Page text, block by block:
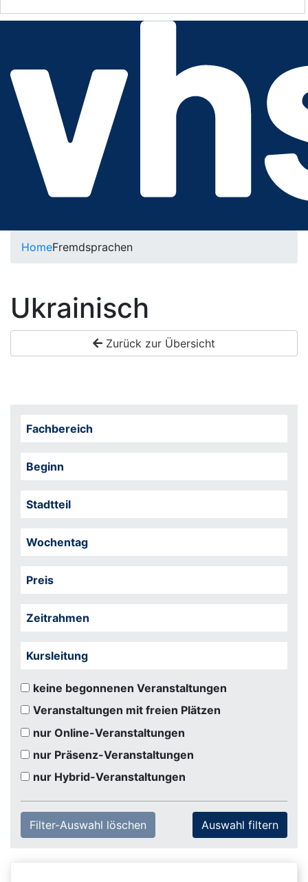
HomeFremdsprachen
Ukrainisch
Zurück zur Übersicht
Fachbereich
Beginn
Stadtteil
Wochentag
Preis
Zeitrahmen
Kursleitung
keine begonnenen Veranstaltungen
Veranstaltungen mit freien Plätzen
nur Online-Veranstaltungen
nur Präsenz-Veranstaltungen
nur Hybrid-Veranstaltungen
Filter-Auswahl löschen